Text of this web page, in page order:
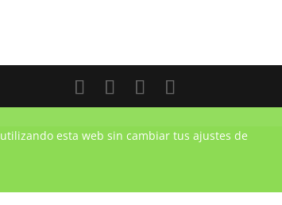
esta web sin cambiar tus ajustes de